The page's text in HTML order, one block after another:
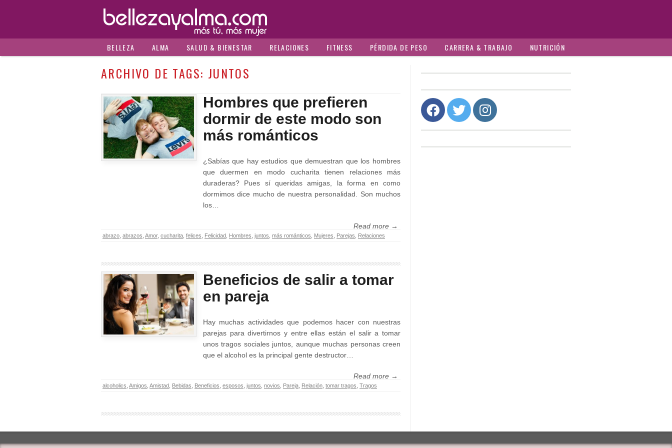
BELLEZA ALMA SALUD & BIENESTAR RELACIONES FITNESS PÉRDIDA DE PESO CARRERA & TRABAJO NUTRICIÓN
ARCHIVO DE TAGS: JUNTOS
Hombres que prefieren
dormir de este modo son
más románticos
¿Sabías que hay estudios que demuestran que los hombres
que duermen en modo cucharita tienen relaciones más
duraderas? Pues sí queridas amigas, la forma en como
dormimos dice mucho de nuestra personalidad. Son muchos
los…
Read more →
abrazo abrazos Amor, cucharita felices Felicidad Hombres juntos más románticos Mujeres Parejas Relaciones
Beneficios de salir a tomar
en pareja
Hay muchas actividades que podemos hacer con nuestras
parejas para divertirnos y entre ellas están el salir a tomar
unos tragos sociales juntos, aunque muchas personas creen
que el alcohol es la principal gente destructor…
Read more →
alcoholics Amigos Amistad Bebidas Beneficios esposos juntos novios Pareja Relación tomar tragos Tragos